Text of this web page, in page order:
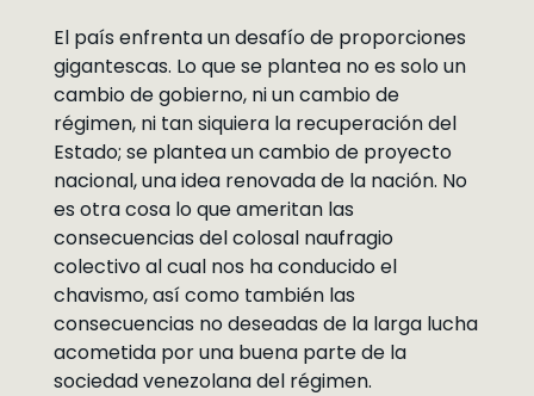
El país enfrenta un desafío de proporciones
gigantescas. Lo que se plantea no es solo un
cambio de gobierno, ni un cambio de
régimen, ni tan siquiera la recuperación del
Estado; se plantea un cambio de proyecto
nacional, una idea renovada de la nación. No
es otra cosa lo que ameritan las
consecuencias del colosal naufragio
colectivo al cual nos ha conducido el
chavismo, así como también las
consecuencias no deseadas de la larga lucha
acometida por una buena parte de la
sociedad venezolana del régimen.